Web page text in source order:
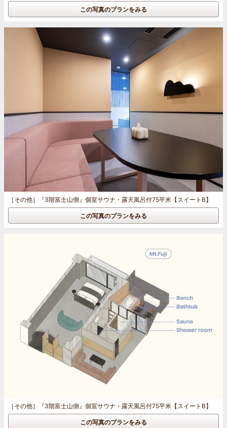
この写真のプランをみる
［その他］ 『3階富士山側』個室サウナ・露天風呂付75平米【スイートB】
この写真のプランをみる
［その他］ 『3階富士山側』個室サウナ・露天風呂付75平米【スイートB】
この写真のプランをみる